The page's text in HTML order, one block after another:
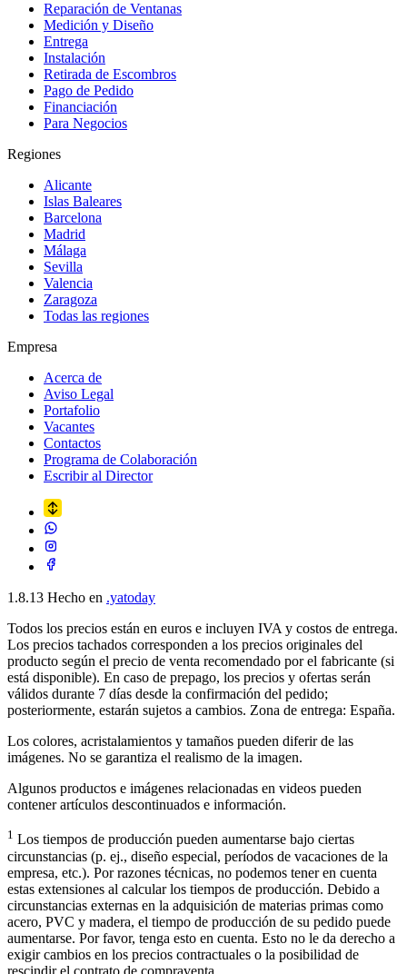
Reparación de Ventanas
Medición y Diseño
Entrega
Instalación
Retirada de Escombros
Pago de Pedido
Financiación
Para Negocios
Regiones
Alicante
Islas Baleares
Barcelona
Madrid
Málaga
Sevilla
Valencia
Zaragoza
Todas las regiones
Empresa
Acerca de
Aviso Legal
Portafolio
Vacantes
Contactos
Programa de Colaboración
Escribir al Director
1.8.13 Hecho en .yatoday
Todos los precios están en euros e incluyen IVA y costos de entrega.
Los precios tachados corresponden a los precios originales del
producto según el precio de venta recomendado por el fabricante (si
está disponible). En caso de prepago, los precios y ofertas serán
válidos durante 7 días desde la confirmación del pedido;
posteriormente, estarán sujetos a cambios. Zona de entrega: España.
Los colores, acristalamientos y tamaños pueden diferir de las
imágenes. No se garantiza el realismo de la imagen.
Algunos productos e imágenes relacionadas en videos pueden
contener artículos descontinuados e información.
1 Los tiempos de producción pueden aumentarse bajo ciertas
circunstancias (p. ej., diseño especial, períodos de vacaciones de la
empresa, etc.). Por razones técnicas, no podemos tener en cuenta
estas extensiones al calcular los tiempos de producción. Debido a
circunstancias externas en la adquisición de materias primas como
acero, PVC y madera, el tiempo de producción de su pedido puede
aumentarse. Por favor, tenga esto en cuenta. Esto no le da derecho a
exigir cambios en los precios contractuales o la posibilidad de
rescindir el contrato de compraventa.